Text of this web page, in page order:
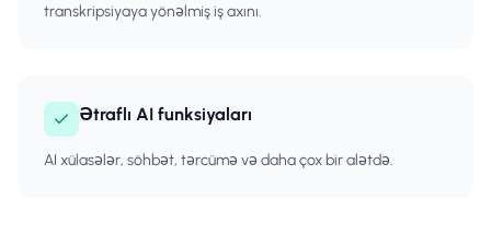
transkripsiyaya yönəlmiş iş axını.
Ətraflı AI funksiyaları
AI xülasələr, söhbət, tərcümə və daha çox bir alətdə.